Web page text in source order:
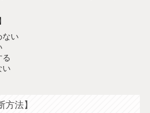
ない
る
い
方法】